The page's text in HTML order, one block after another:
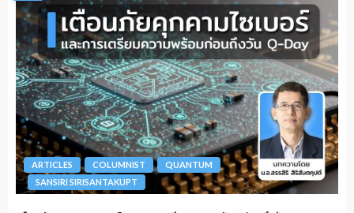
ARTICLES COLUMNIST
QUANTUM
SANSIRI SIRISANTAKUPT